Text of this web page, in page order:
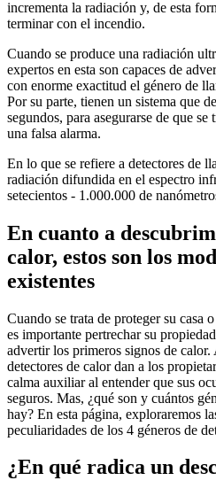
incrementa la radiación y, de esta
terminar con el incendio.
Cuando se produce una radiación
expertos en esta son capaces de
con enorme exactitud el género de
Por su parte, tienen un sistema que
segundos, para asegurarse de que
una falsa alarma.
En lo que se refiere a detectores de
radiación difundida en el espectro
setecientos - 1.000.000 de
En cuanto a
calor, estos son los
existentes
Cuando se trata de proteger su casa
es importante pertrechar su
advertir los primeros signos de
detectores de calor dan a los
calma auxiliar al entender que sus
seguros. Mas, ¿qué son y cuántos
hay? En esta página, exploraremos
peculiaridades de los 4 géneros de
¿En qué radica un